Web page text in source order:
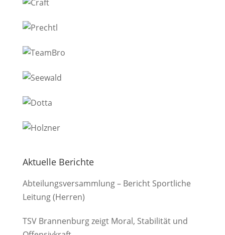
Aktuelle Berichte
Abteilungsversammlung – Bericht Sportliche
Leitung (Herren)
TSV Brannenburg zeigt Moral, Stabilität und